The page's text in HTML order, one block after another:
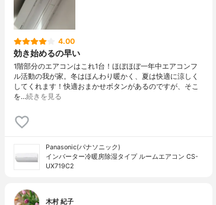
4.00
効き始めるの早い
1階部分のエアコンはこれ1台！ほぼほぼ一年中エアコンフ
ル活動の我が家。冬はほんわり暖かく、夏は快適に涼しく
してくれます！快適おまかせボタンがあるのですが、そこ
を…続きを見る
Panasonic(パナソニック)
インバーター冷暖房除湿タイプ ルームエアコン CS-
UX719C2
木村 紀子